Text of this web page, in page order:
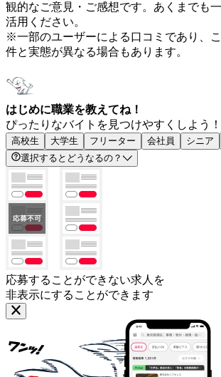
観的なご意見・ご感想です。あくまでも
活用ください。
※一部のユーザーによる口コミであり、
件と実態が異なる場合もあります。
はじめに職業を教えてね！
ぴったりなバイトを見つけやすくしよう！
高校生 大学生 フリーター 会社員 シニア
選択するとどうなるの？
応募することができない求人を
非表示にすることができます